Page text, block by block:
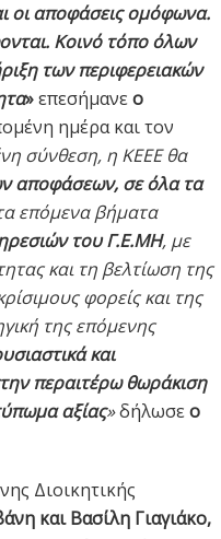
οι αποφάσεις ομόφωνα.
Κοινό τόπο όλων
των περιφερειακών
»επεσήμανεο
ημέρα και τον
σύνθεση, η ΚΕΕΕ θα
αποφάσεων, σε όλα τα
επόμενα βήματα
του Γ.Ε.ΜΗ, με
και τη βελτίωση της
φορείς και της
της επόμενης
και
περαιτέρω θωράκιση
αξίας»δήλωσεο
Διοικητικής
και Βασίλη Γιαγιάκο,